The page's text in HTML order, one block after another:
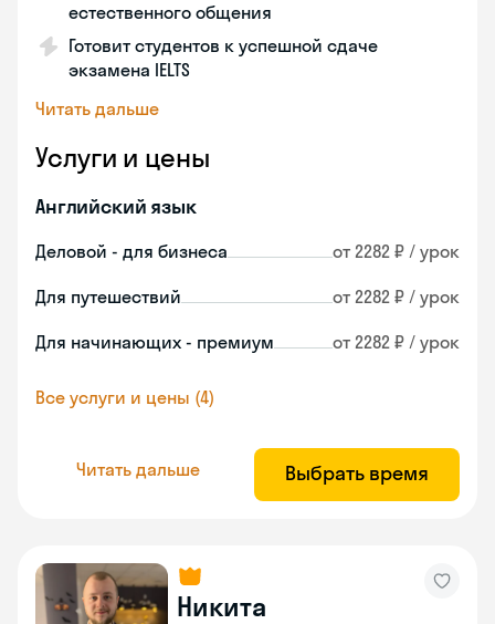
естественного общения
Готовит студентов к успешной сдаче
экзамена IELTS
Читать дальше
Услуги и цены
Английский язык
Деловой - для бизнеса от 2282 ₽ / урок
Для путешествий от 2282 ₽ / урок
Для начинающих - премиум от 2282 ₽ / урок
Все услуги и цены (4)
Читать дальше Выбрать время
Никита